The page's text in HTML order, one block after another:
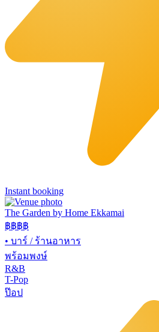
Instant booking
The Garden by Home Ekkamai
฿฿฿฿
• บาร์ / ร้านอาหาร
พร้อมพงษ์
R&B
T-Pop
ป๊อป